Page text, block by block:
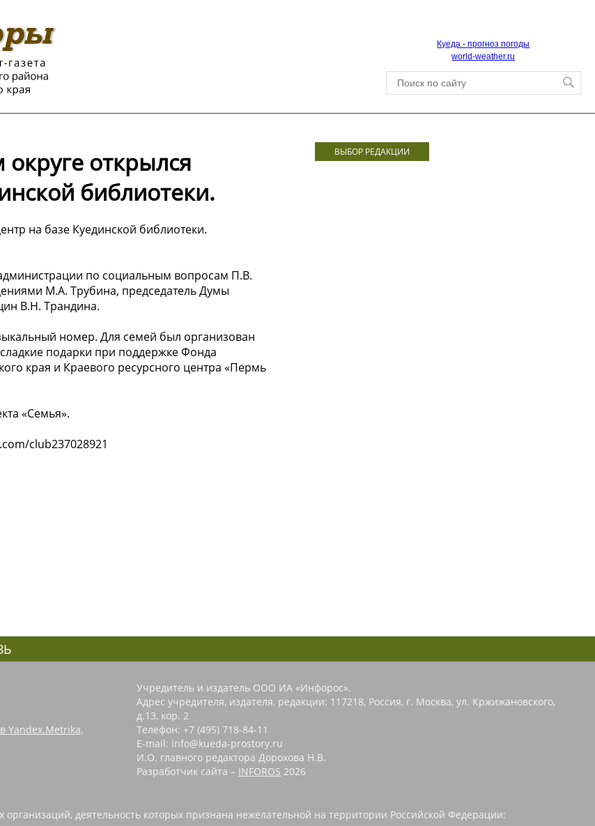
Куеда - прогноз погоды
world-weather.ru
открылся
библиотеки.
на базе Куединской библиотеки.
по социальным вопросам П.В.
М.А. Трубина, председатель Думы
В.Н. Трандина.
номер. Для семей был организован
подарки при поддержке Фонда
края и Краевого ресурсного центра «Пермь
«Семья».
club237028921
ВЫБОР РЕДАКЦИИ
Yandex.Metrika,
Учредитель и издатель ООО ИА «Инфорос».
Адрес учредителя, издателя, редакции: 117218, Россия, г. Москва, ул. Кржижановского,
д.13, кор. 2
Телефон: +7 (495) 718-84-11
E-mail: info@kueda-prostory.ru
И.О. главного редактора Дорохова Н.В.
Разработчик сайта – INFOROS 2026
деятельность которых признана нежелательной на территории Российской Федерации: